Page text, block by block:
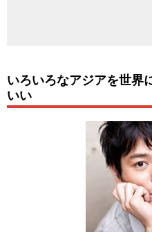
いろいろなアジアを世界
いい